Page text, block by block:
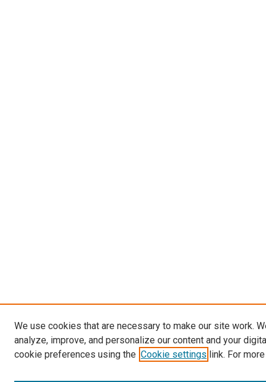
We use cookies that are necessary to make our site work.
analyze, improve, and personalize our content and your
cookie preferences using the Cookie settings link. For